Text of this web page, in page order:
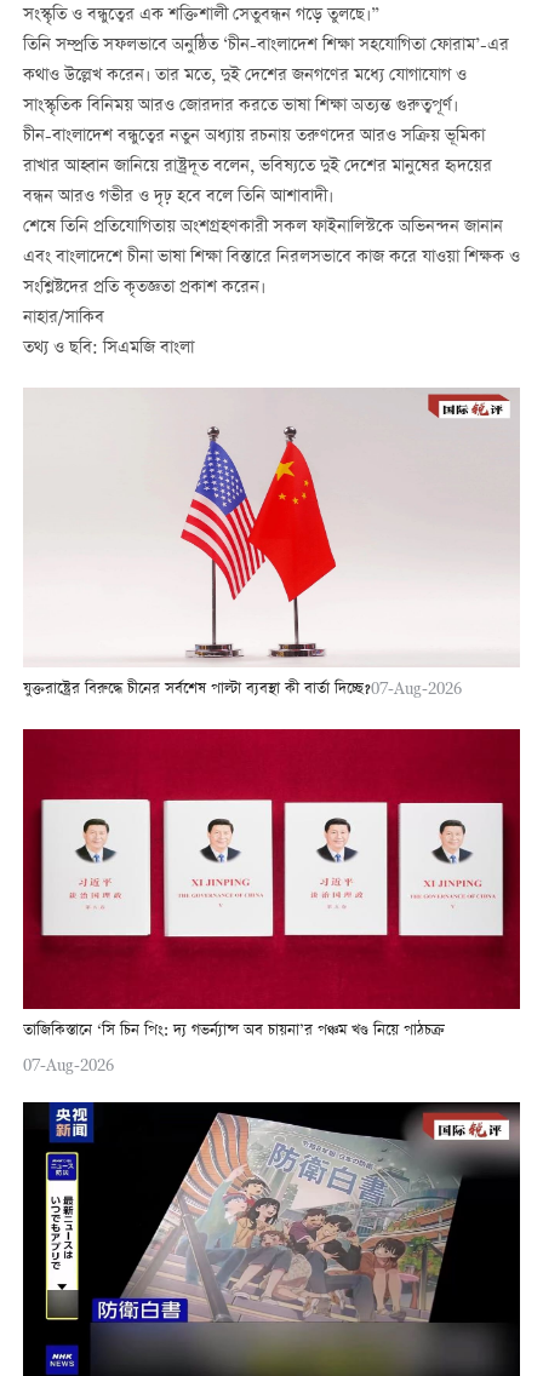
সংস্কৃতি ও বন্ধুত্বের এক শক্তিশালী সেতুবন্ধন গড়ে তুলছে।”
তিনি সম্প্রতি সফলভাবে অনুষ্ঠিত ‘চীন-বাংলাদেশ শিক্ষা সহযোগিতা ফোরাম’-এর
কথাও উল্লেখ করেন। তার মতে, দুই দেশের জনগণের মধ্যে যোগাযোগ ও
সাংস্কৃতিক বিনিময় আরও জোরদার করতে ভাষা শিক্ষা অত্যন্ত গুরুত্বপূর্ণ।
চীন-বাংলাদেশ বন্ধুত্বের নতুন অধ্যায় রচনায় তরুণদের আরও সক্রিয় ভূমিকা
রাখার আহ্বান জানিয়ে রাষ্ট্রদূত বলেন, ভবিষ্যতে দুই দেশের মানুষের হৃদয়ের
বন্ধন আরও গভীর ও দৃঢ় হবে বলে তিনি আশাবাদী।
শেষে তিনি প্রতিযোগিতায় অংশগ্রহণকারী সকল ফাইনালিস্টকে অভিনন্দন জানান
এবং বাংলাদেশে চীনা ভাষা শিক্ষা বিস্তারে নিরলসভাবে কাজ করে যাওয়া শিক্ষক ও
সংশ্লিষ্টদের প্রতি কৃতজ্ঞতা প্রকাশ করেন।
নাহার/সাকিব
তথ্য ও ছবি: সিএমজি বাংলা
যুক্তরাষ্ট্রের বিরুদ্ধে চীনের সর্বশেষ পাল্টা ব্যবস্থা কী বার্তা দিচ্ছে?07-Aug-2026
তাজিকিস্তানে ‘সি চিন পিং: দ্য গভর্ন্যান্স অব চায়না’র পঞ্চম খণ্ড নিয়ে পাঠচক্র
07-Aug-2026